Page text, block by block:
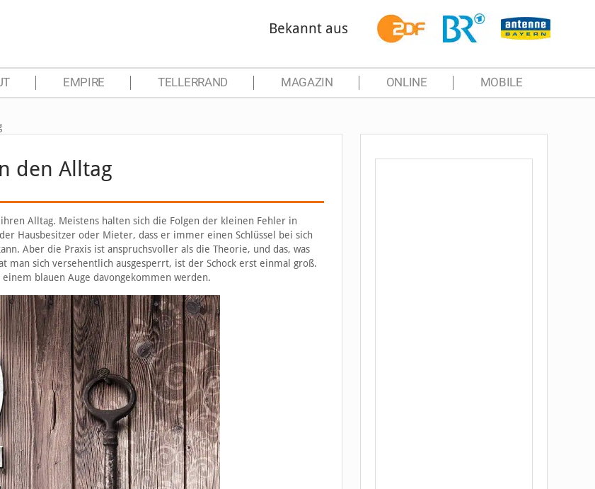
Bekannt aus
EMPIRE TELLERRAND MAGAZIN ONLINE MOBILE
den Alltag
Alltag. Meistens halten sich die Folgen der kleinen Fehler in
Hausbesitzer oder Mieter, dass er immer einen Schlüssel bei sich
Aber die Praxis ist anspruchsvoller als die Theorie, und das, was
sich versehentlich ausgesperrt, ist der Schock erst einmal groß.
blauen Auge davongekommen werden.